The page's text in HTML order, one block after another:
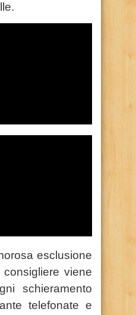
esclusione
viene
schieramento
telefonate e